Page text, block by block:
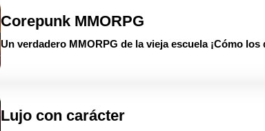
Corepunk MMORPG
Un verdadero MMORPG de la vieja escuela ¡Cómo
Lujo con carácter